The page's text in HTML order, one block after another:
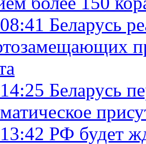
Беларусь
Беларусь
РФ будет